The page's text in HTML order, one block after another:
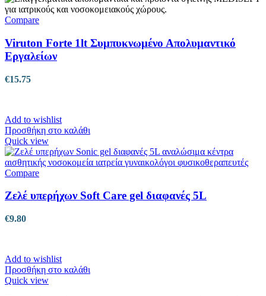
Compare
Viruton Forte 1lt Συμπυκνωμένο Απολυμαντικό
Εργαλείων
€15.75
Add to wishlist
Προσθήκη στο καλάθι
Quick view
Compare
Ζελέ υπερήχων Soft Care gel διαφανές 5L
€9.80
Add to wishlist
Προσθήκη στο καλάθι
Quick view